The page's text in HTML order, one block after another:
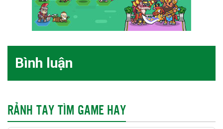
Bình luận
RẢNH TAY TÌM GAME HAY